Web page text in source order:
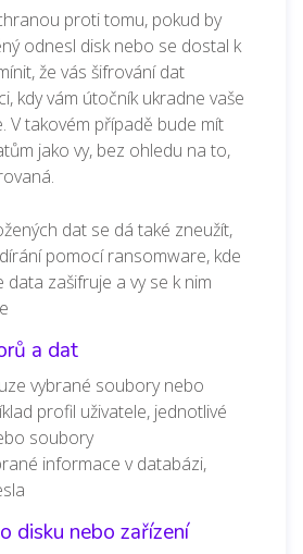
proti tomu, pokud by
odnesl disk nebo se dostal k
že vás šifrování dat
kdy vám útočník ukradne vaše
V takovém případě bude mít
jako vy, bez ohledu na to,
dat se dá také zneužít,
pomocí ransomware, kde
data zašifruje a vy se k nim
a dat
vybrané soubory nebo
profil uživatele, jednotlivé
soubory
informace v databázi,
disku nebo zařízení